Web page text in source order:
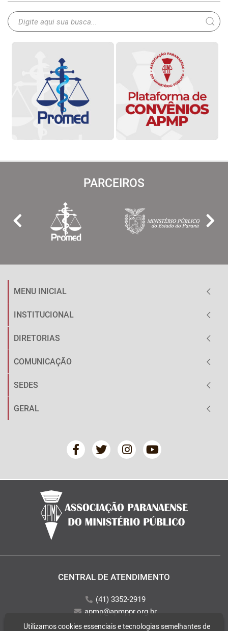
PARCEIROS
MENU INICIAL
INSTITUCIONAL
DIRETORIAS
COMUNICAÇÃO
SEDES
GERAL
CENTRAL DE ATENDIMENTO
(41) 3352-2919
apmp@apmppr.org.br
Utilizamos cookies essenciais e tecnologias semelhantes de